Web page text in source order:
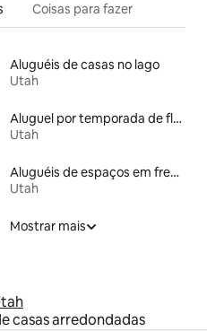
Coisas para fazer
Aluguéis de casas no lago
Utah
Aluguel por temporada de flats
Utah
Aluguéis de espaços em frente à praia
Utah
Mostrar mais
casas arredondadas